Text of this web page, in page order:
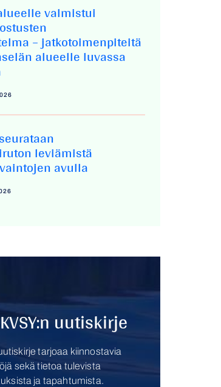
valmistui
– jatkotoimenpiteitä
alueelle luvassa
leviämistä
avulla
uutiskirje
tarjoaa kiinnostavia
sekä tietoa tulevista
ja tapahtumista.